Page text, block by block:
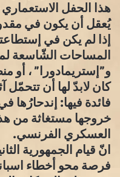
هذا الحفل
يُعقل أن يكون في
إذا لم يكن في
المساحات الشّاسعة
و”إستريمادورا” ، أو
كان لابدّ لها أن تتحمّل
فائدة فيها: إندحارُها
خروجها مستغاثة من
العسكري الفرنسي.
انّ قيام الجمهورية
فرصة محو أخطاء